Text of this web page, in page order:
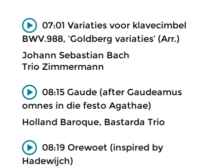
07:01 Variaties voor klavecimbel
BWV.988, ‘Goldberg variaties’ (Arr.)
Johann Sebastian Bach
Trio Zimmermann
08:15 Gaude (after Gaudeamus
omnes in die festo Agathae)
Holland Baroque, Bastarda Trio
08:19 Orewoet (inspired by
Hadewijch)